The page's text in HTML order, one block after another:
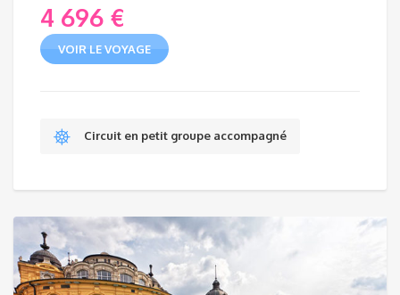
4 696 €
VOIR LE VOYAGE
Circuit en petit groupe accompagné